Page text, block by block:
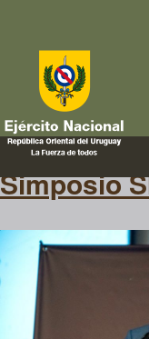
Geodésica
Simposio